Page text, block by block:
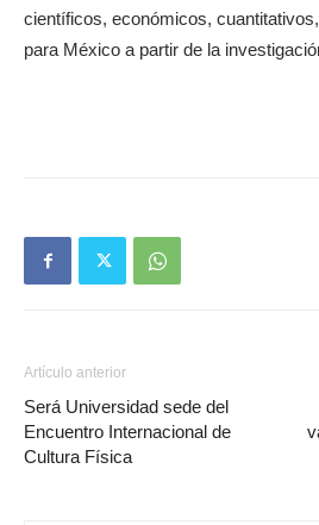
científicos, económicos,
para México a partir de la
Artículo anterior
Será Universidad sede del
Encuentro Internacional de
Cultura Física